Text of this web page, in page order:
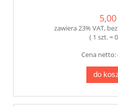
5,00
zawiera 23% VAT,
( 1 szt. =
Cena netto:
do